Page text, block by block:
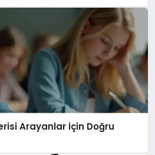
Arayanlar İçin Doğru